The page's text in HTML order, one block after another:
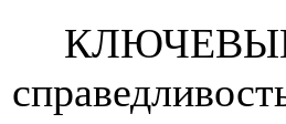
КЛЮЧЕВЫЕ